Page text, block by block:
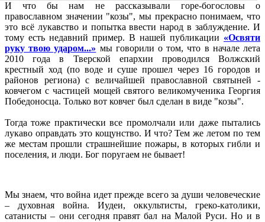
И что бы нам не рассказывали горе-богословы о
православном значении "козы", мы прекрасно понимаем, что
это всё лукавство и попытка ввести народ в заблуждение. И
тому есть недавний пример. В нашей публикации «Освяти
руку твою ударом...» мы говорили о том, что в начале лета
2010 года в Тверской епархии проводился Волжский
крестный ход (по воде и суше прошел через 16 городов и
районов региона) с величайшей православной святыней -
ковчегом с частицей мощей святого великомученика Георгия
Победоносца. Только вот ковчег был сделан в виде "козы".
Тогда тоже практически все промолчали или даже пытались
лукаво оправдать это кощунство. И что? Тем же летом по тем
же местам прошли страшнейшие пожары, в которых гибли и
поселения, и люди. Бог поругаем не бывает!
Мы знаем, что война идет прежде всего за души человеческие
– духовная война. Иудеи, оккультисты, греко-католики,
сатанисты – они сегодня правят бал на Малой Руси. Но и в